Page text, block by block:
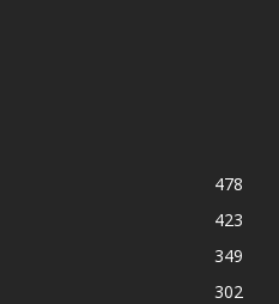
478
423
349
302